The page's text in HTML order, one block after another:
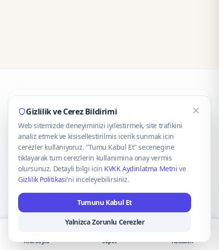
CaseOnn
© 2025 CaseOnn. Tüm hakları saklıdır.
VISA Mastercard
Gizlilik ve Cerez Bildirimi
Web sitemizde deneyiminizi iyilestirmek, site trafikini
analiz etmek ve kisisellestirilmis icerik sunmak icin
cerezler kullaniyoruz. "Tumu Kabul Et" secenegine
tiklayarak tum cerezlerin kullanimina onay vermis
olursunuz. Detayli bilgi icin KVKK Aydinlatma Metni ve
Gizlilik Politikasi'ni inceleyebilirsiniz.
Tumunu Kabul Et
Yalnizca Zorunlu Cerezler
Ana Sayfa Sepet Hesabım